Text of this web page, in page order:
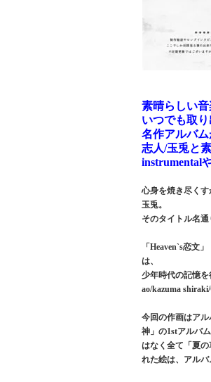
素晴らしい
いつでも取
名作アルバム
志人/玉兎と
instrumental
心身を焼き尽く
玉兎。
そのタイトル名
「Heaven`s恋文
は、
少年時代の記憶
ao/kazuma
今回の作画はア
神」の1stアルバ
はなく全て「夏
れた絵は、アルバ